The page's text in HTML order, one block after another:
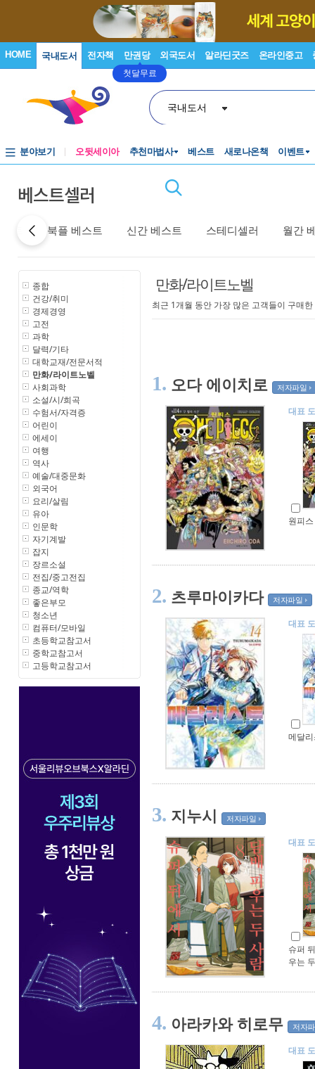
HOME 국내도서 전자책 만권당
첫달무료
외국도서 알라딘굿즈 온라인중고
국내도서
분야보기 오뒷세이아 추천마법사 베스트 새로나온책 이벤트
베스트셀러
북플 베스트 신간 베스트 스테디셀러 월간
종합
건강/취미
경제경영
고전
과학
달력/기타
대학교재/전문서적
만화/라이트노벨
사회과학
소설/시/희곡
수험서/자격증
어린이
에세이
여행
역사
예술/대중문화
외국어
요리/살림
유아
인문학
자기계발
잡지
장르소설
전집/중고전집
종교/역학
좋은부모
청소년
컴퓨터/모바일
초등학교참고서
중학교참고서
고등학교참고서
만화/라이트노벨
최근 1개월 동안 가장 많은 고객들이 구매
1. 오다 에이치로 저자파일
대표
원피
2. 츠루마이카다 저자파일
대표
메달
3. 지누시 저자파일
대표
슈퍼
우는
4. 아라카와 히로무 저자
대표